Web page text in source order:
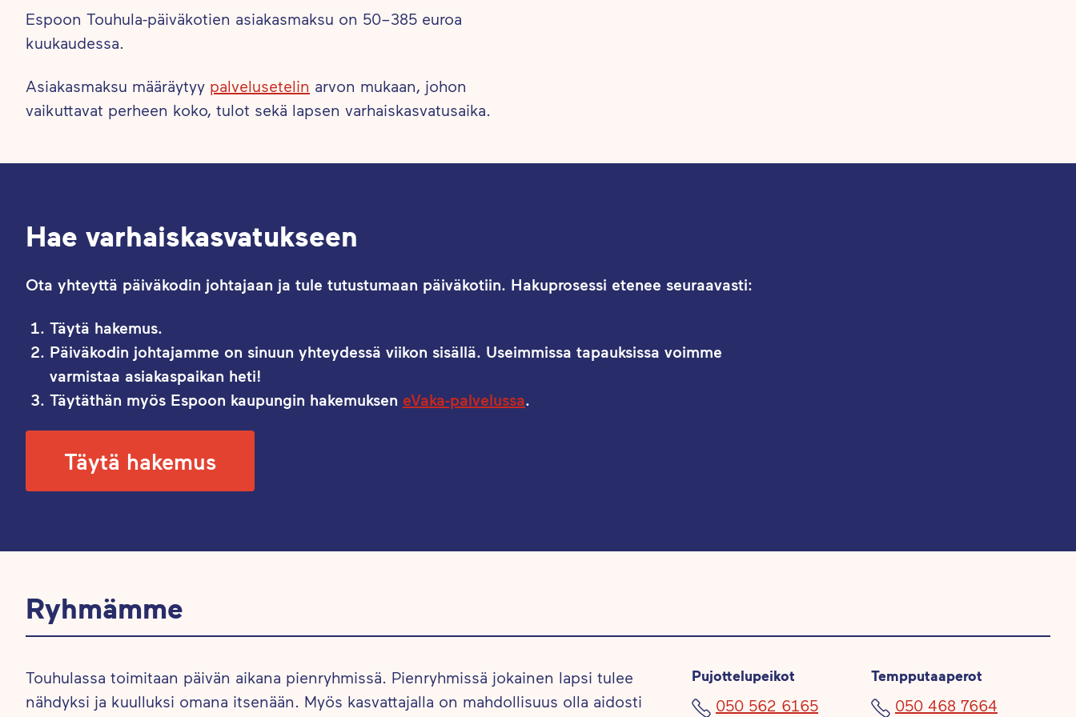
kuussa järjestämme perheille suunnattuja tapahtumia.
Espoon Touhula-päiväkotien asiakasmaksu on 50–385 euroa
kuukaudessa.
Asiakasmaksu määräytyy palvelusetelin arvon mukaan, johon
vaikuttavat perheen koko, tulot sekä lapsen varhaiskasvatusaika.
Hae varhaiskasvatukseen
Ota yhteyttä päiväkodin johtajaan ja tule tutustumaan päiväkotiin. Hakuprosessi etenee seuraavasti:
Täytä hakemus.
Päiväkodin johtajamme on sinuun yhteydessä viikon sisällä. Useimmissa tapauksissa voimme
varmistaa asiakaspaikan heti!
Täytäthän myös Espoon kaupungin hakemuksen eVaka-palvelussa.
Täytä hakemus
Ryhmämme
Touhulassa toimitaan päivän aikana pienryhmissä. Pienryhmissä jokainen lapsi tulee
nähdyksi ja kuulluksi omana itsenään. Myös kasvattajalla on mahdollisuus olla aidosti
Pujottelupeikot
050 562 6165
Tempputaaperot
050 468 7664